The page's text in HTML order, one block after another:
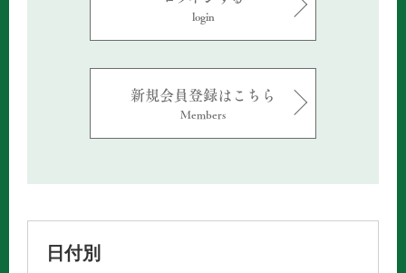
login
新規会員登録はこちら
Members
日付別